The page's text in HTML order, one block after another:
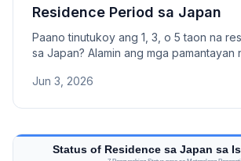
Residence Period sa Japan
Paano tinutukoy ang 1, 3, o 5 taon na
sa Japan? Alamin ang mga pamantayan
nalalabas, at kung paano mapapahaba
Jun 3, 2026